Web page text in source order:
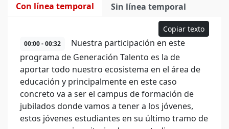
Con línea temporal Sin línea temporal
Copiar texto
00:00 - 00:32
Nuestra participación en este
programa de Generación Talento es la de
aportar todo nuestro ecosistema en el área de
educación y principalmente en este caso
concreto va a ser el campus de formación de
jubilados donde vamos a tener a los jóvenes,
estos jóvenes estudiantes en su último tramo de